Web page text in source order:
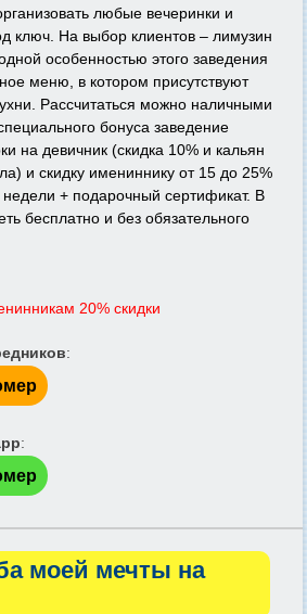
любые вечеринки и
ключ. На выбор клиентов – лимузин
особенностью этого заведения
меню, в котором присутствуют
Рассчитаться можно наличными
бонуса заведение
на девичник (скидка 10% и кальян
и скидку имениннику от 15 до 25%
недели + подарочный сертификат. В
бесплатно и без обязательного
20% скидки
:
:
моей мечты на